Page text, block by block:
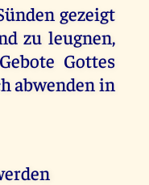
gezeigt
zu leugnen,
Gottes
abwenden in